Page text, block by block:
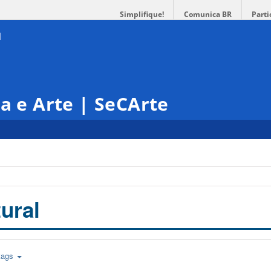
Simplifique! Comunica BR
e Arte | SeCArte